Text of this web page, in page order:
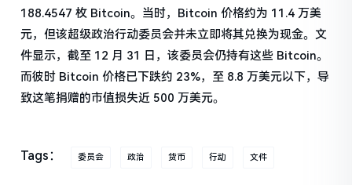
188.4547 枚 Bitcoin。当时，Bitcoin 价格约为 11.4 万美
元，但该超级政治行动委员会并未立即将其兑换为现金。文
件显示，截至 12 月 31 日，该委员会仍持有这些 Bitcoin。
而彼时 Bitcoin 价格已下跌约 23%，至 8.8 万美元以下，导
致这笔捐赠的市值损失近 500 万美元。
Tags： 委员会 政治 货币 行动 文件